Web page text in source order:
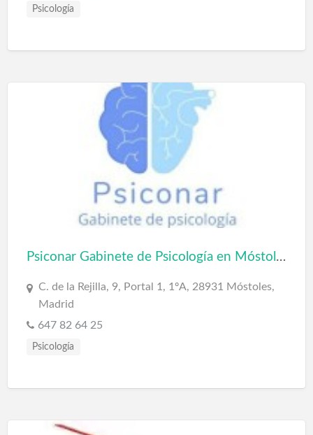
Psicología
Psiconar Gabinete de Psicología en Móstoles
C. de la Rejilla, 9, Portal 1, 1ºA, 28931 Móstoles,
Madrid
647 82 64 25
Psicología